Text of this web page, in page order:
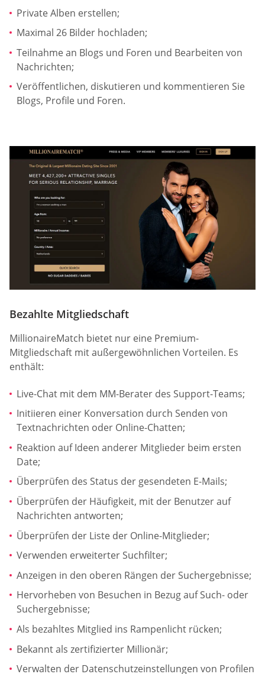
Private Alben erstellen;
Maximal 26 Bilder hochladen;
Teilnahme an Blogs und Foren und Bearbeiten von
Nachrichten;
Veröffentlichen, diskutieren und kommentieren Sie
Blogs, Profile und Foren.
Bezahlte Mitgliedschaft
MillionaireMatch bietet nur eine Premium-
Mitgliedschaft mit außergewöhnlichen Vorteilen. Es
enthält:
Live-Chat mit dem MM-Berater des Support-Teams;
Initiieren einer Konversation durch Senden von
Textnachrichten oder Online-Chatten;
Reaktion auf Ideen anderer Mitglieder beim ersten
Date;
Überprüfen des Status der gesendeten E-Mails;
Überprüfen der Häufigkeit, mit der Benutzer auf
Nachrichten antworten;
Überprüfen der Liste der Online-Mitglieder;
Verwenden erweiterter Suchfilter;
Anzeigen in den oberen Rängen der Suchergebnisse;
Hervorheben von Besuchen in Bezug auf Such- oder
Suchergebnisse;
Als bezahltes Mitglied ins Rampenlicht rücken;
Bekannt als zertifizierter Millionär;
Verwalten der Datenschutzeinstellungen von Profilen